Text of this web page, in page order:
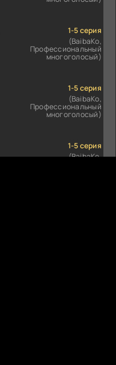
1-5 серия
(BaibaKo,
Профессиональный
многоголосый)
1-5 серия
(BaibaKo,
Профессиональный
многоголосый)
1-5 серия
(BaibaKo,